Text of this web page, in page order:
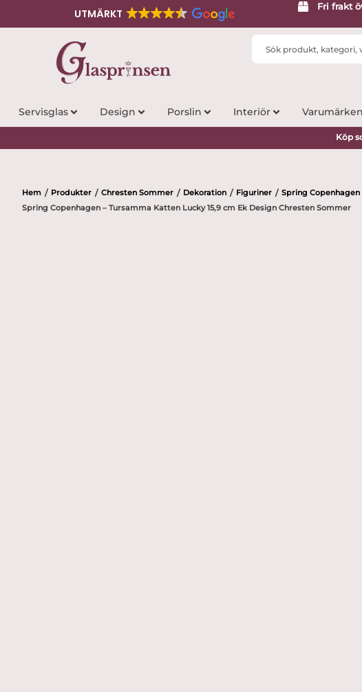
UTMÄRKT
Fri frakt
Search
Servisglas Design Porslin Interiör Varumärken
Köp
Hem / Produkter / Chresten Sommer / Dekoration / Figuriner / Spring Copenhagen
Spring Copenhagen – Tursamma Katten Lucky 15,9 cm Ek Design Chresten Sommer